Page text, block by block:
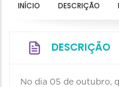
INÍCIO DESCRIÇÃO
DESCRIÇÃO
No dia 05 de outubro,